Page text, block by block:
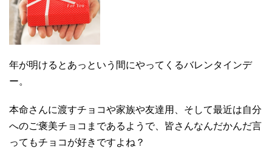
年が明けるとあっという間にやってくるバレンタインデ
ー。
本命さんに渡すチョコや家族や友達用、そして最近は自分
へのご褒美チョコまであるようで、皆さんなんだかんだ言
ってもチョコが好きですよね？